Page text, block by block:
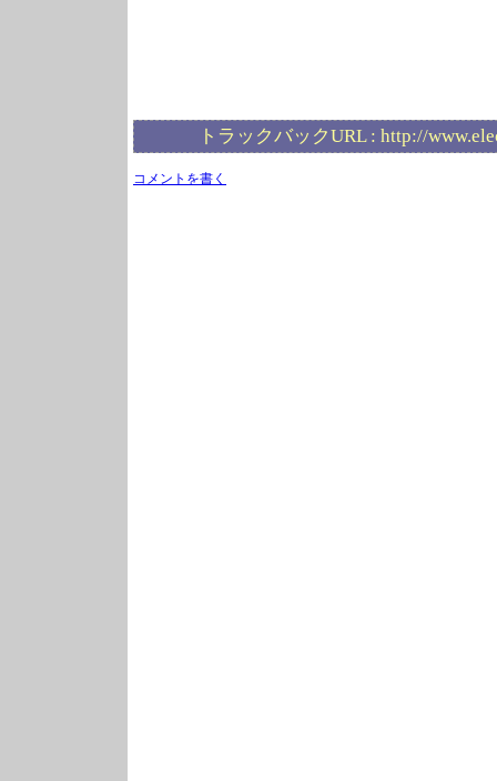
トラックバックURL : http://
コメントを書く